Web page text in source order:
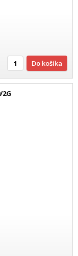
Do košíka
2G